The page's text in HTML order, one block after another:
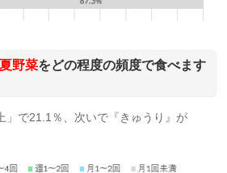
夏野菜をどの程度の頻度で食べます
」で21.1％、次いで『きゅうり』が